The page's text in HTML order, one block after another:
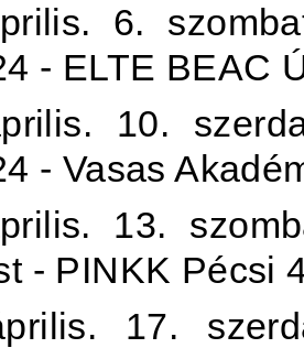
6.
- ELTE BEAC
10.
- Vasas
13.
- PINKK Pécsi
17.